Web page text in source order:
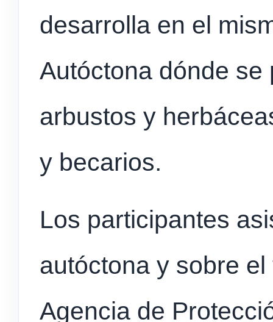
desarrolla en el
Autóctona dónde
arbustos y
y becarios.
Los participantes
autóctona y sobre
Agencia de